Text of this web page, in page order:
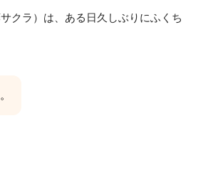
クラ）は、ある日久しぶりにふくち